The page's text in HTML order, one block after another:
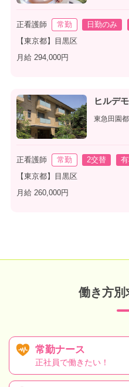
正看護師 常勤 日勤のみ
【東京都】目黒区
月給 294,000円
ヒルデ
東急田園
正看護師 常勤 2交替
【東京都】目黒区
月給 260,000円
働き方別
常勤ナース
正社員で働きたい！